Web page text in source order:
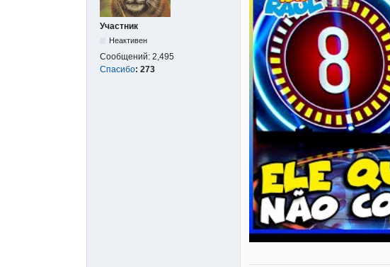
Участник
Неактивен
Сообщений: 2,495
Спасибо: 273